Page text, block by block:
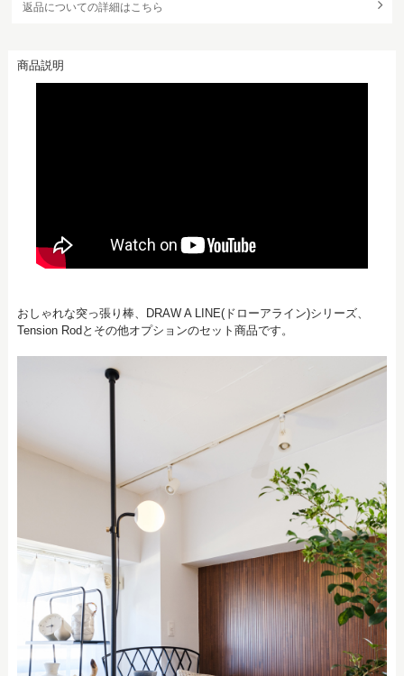
返品についての詳細はこちら
商品説明
おしゃれな突っ張り棒、DRAW A LINE(ドローアライン)シリーズ、
Tension Rodとその他オプションのセット商品です。